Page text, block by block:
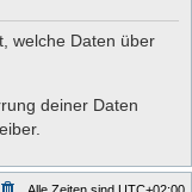
welche Daten über
deiner Daten